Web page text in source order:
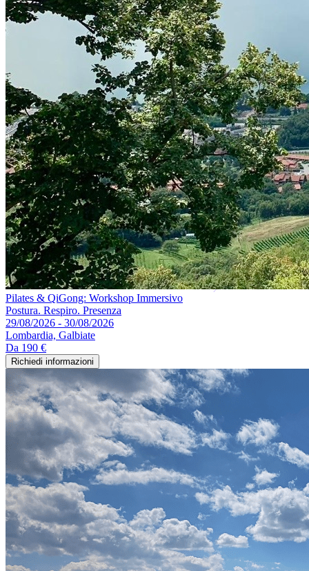
Pilates & QiGong: Workshop Immersivo
Postura. Respiro. Presenza
29/08/2026 - 30/08/2026
Lombardia, Galbiate
Da 190 €
Richiedi informazioni